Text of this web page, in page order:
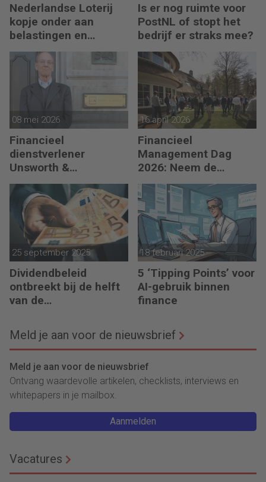
Nederlandse Loterij
kopje onder aan
belastingen en
regelgeving?
Is er nog ruimte voor
PostNL of stopt het
bedrijf er straks mee?
08 mei 2026
Financieel
dienstverlener
Unsworth &
Associates in
Luxemburgse handen
16 april 2026
Financieel
Management Dag
2026: Neem de
toekomst in eigen
hand
25 september 2025
Dividendbeleid
ontbreekt bij de helft
van de
18 februari 2025
5 ‘Tipping Points’ voor
AI-gebruik binnen
finance
Meld je aan voor de nieuwsbrief
Meld je aan voor de nieuwsbrief
Ontvang waardevolle artikelen, checklists, interviews en
whitepapers in je mailbox.
Aanmelden
Vacatures